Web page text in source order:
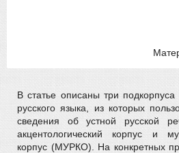
В статье описаны три
русского языка, из которых
сведения об устной русской
акцентологический корпус и
корпус (МУРКО). На конкретных